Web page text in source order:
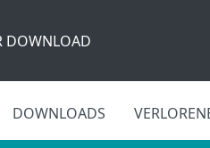
DOWNLOAD
DOWNLOADS